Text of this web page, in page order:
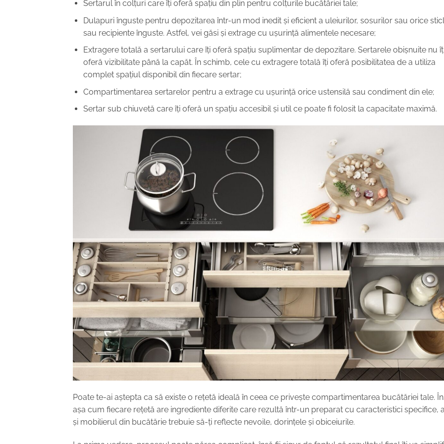
Sertarul în colțuri care îți oferă spațiu din plin pentru colțurile bucătăriei tale;
Dulapuri înguste pentru depozitarea într-un mod inedit și eficient a uleiurilor, sosurilor sau orice
sau recipiente înguste. Astfel, vei găsi și extrage cu ușurință alimentele necesare;
Extragere totală a sertarului care îți oferă spațiu suplimentar de depozitare. Sertarele obișnuite nu
oferă vizibilitate până la capăt. În schimb, cele cu extragere totală îți oferă posibilitatea de a utiliza
complet spațiul disponibil din fiecare sertar;
Compartimentarea sertarelor pentru a extrage cu ușurință orice ustensilă sau condiment din ele;
Sertar sub chiuvetă care îți oferă un spațiu accesibil și util ce poate fi folosit la capacitate maximă.
Poate te-ai aștepta ca să existe o rețetă ideală în ceea ce privește compartimentarea bucătăriei tale.
așa cum fiecare rețetă are ingrediente diferite care rezultă într-un preparat cu caracteristici specifice,
și mobilierul din bucătărie trebuie să-ți reflecte nevoile, dorințele și obiceiurile.